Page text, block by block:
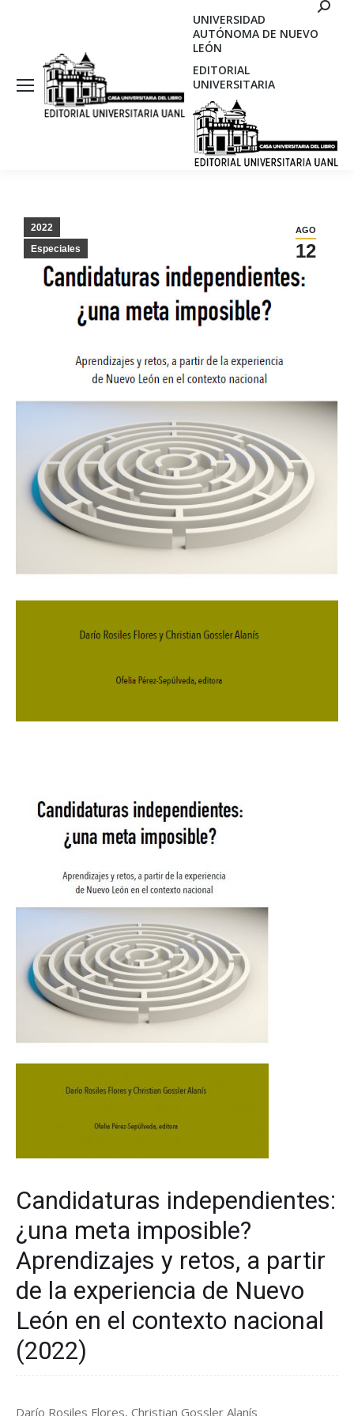
UNIVERSIDAD
AUTÓNOMA DE NUEVO
LEÓN
EDITORIAL
UNIVERSITARIA
AGO
12
2022
Especiales
Candidaturas independientes:
¿una meta imposible?
Aprendizajes y retos, a partir
de la experiencia de Nuevo
León en el contexto nacional
(2022)
Darío Rosiles Flores, Christian Gossler Alanís